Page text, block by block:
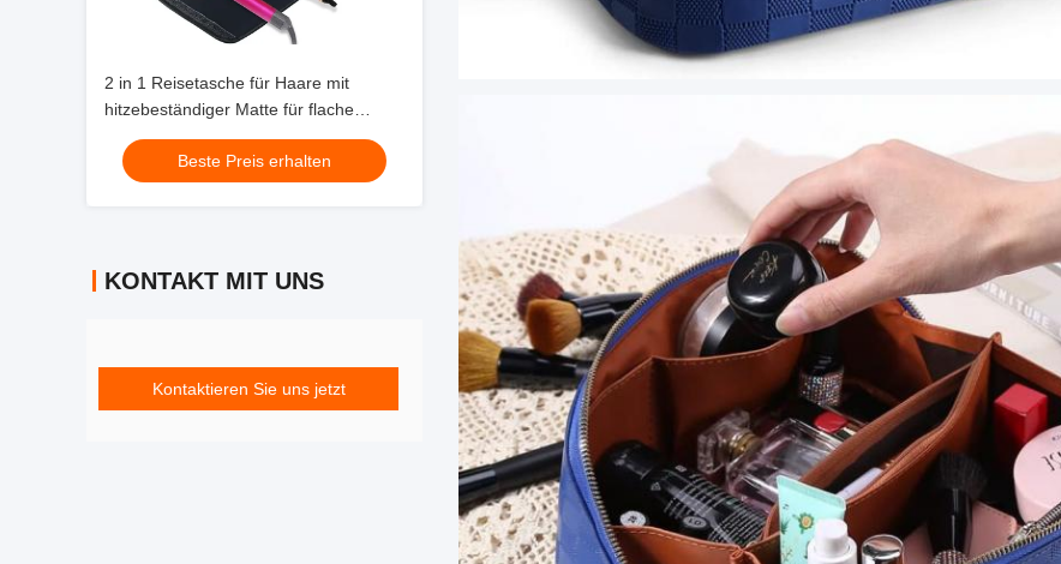
2 in 1 Reisetasche für Haare mit
hitzebeständiger Matte für flache
Bügeleisen Geradehalter, Lockenbügel
und Haarpflegezubehör
Beste Preis erhalten
KONTAKT MIT UNS
Kontaktieren Sie uns jetzt